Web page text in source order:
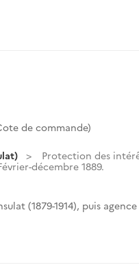
de commande)
Protection des
décembre 1889.
(1879-1914), puis